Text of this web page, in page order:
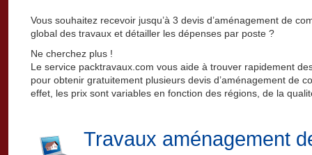
Vous souhaitez recevoir jusqu’à 3 devis d’aménagement de
global des travaux et détailler les dépenses par poste ?
Ne cherchez plus !
Le service packtravaux.com vous aide à trouver rapidement
pour obtenir gratuitement plusieurs devis d’aménagement de
effet, les prix sont variables en fonction des régions, de la
Travaux aménagement